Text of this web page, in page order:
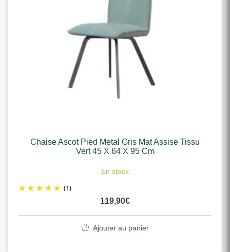
Chaise Ascot Pied Metal Gris Mat Assise Tissu
Vert 45 X 64 X 95 Cm
En stock
(1)
119,90€
Ajouter au panier